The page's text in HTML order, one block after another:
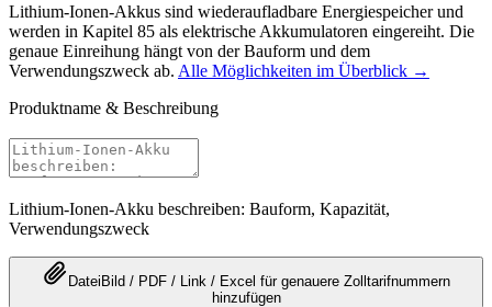
Lithium-Ionen-Akkus sind wiederaufladbare Energiespeicher und
werden in Kapitel 85 als elektrische Akkumulatoren eingereiht. Die
genaue Einreihung hängt von der Bauform und dem
Verwendungszweck ab. Alle Möglichkeiten im Überblick →
Produktname & Beschreibung
Lithium-Ionen-Akku beschreiben: Bauform, Kapazität,
Verwendungszweck
Datei Bild / PDF / Link / Excel für genauere Zolltarifnummern
hinzufügen